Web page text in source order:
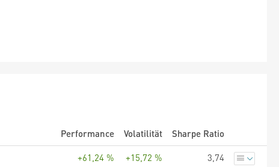
Performance Volatilität
Sharpe Ratio
+61,24 % +15,72 % 3,74